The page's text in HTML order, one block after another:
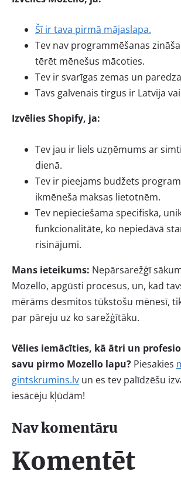
Šī ir tava pirmā mājaslapa.
Tev nav programmēšanas
tērēt mēnešus mācoties.
Tev ir svarīgas zemas un
Tavs galvenais tirgus ir Latvija
Izvēlies Shopify, ja:
Tev jau ir liels uzņēmums ar
dienā.
Tev ir pieejams budžets
ikmēneša maksas lietotnēm.
Tev nepieciešama specifiska,
funkcionalitāte, ko nepiedāvā
risinājumi.
Mans ieteikums: Nepārsarežģī
Mozello, apgūsti procesus, un, kad
mērāms desmitos tūkstošu mēnesī,
par pāreju uz ko sarežģītāku.
Vēlies iemācīties, kā ātri un
savu pirmo Mozello lapu? Piesakies
gintskrumins.lv un es tev palīdzēšu
iesācēju kļūdām!
Nav komentāru
Komentēt